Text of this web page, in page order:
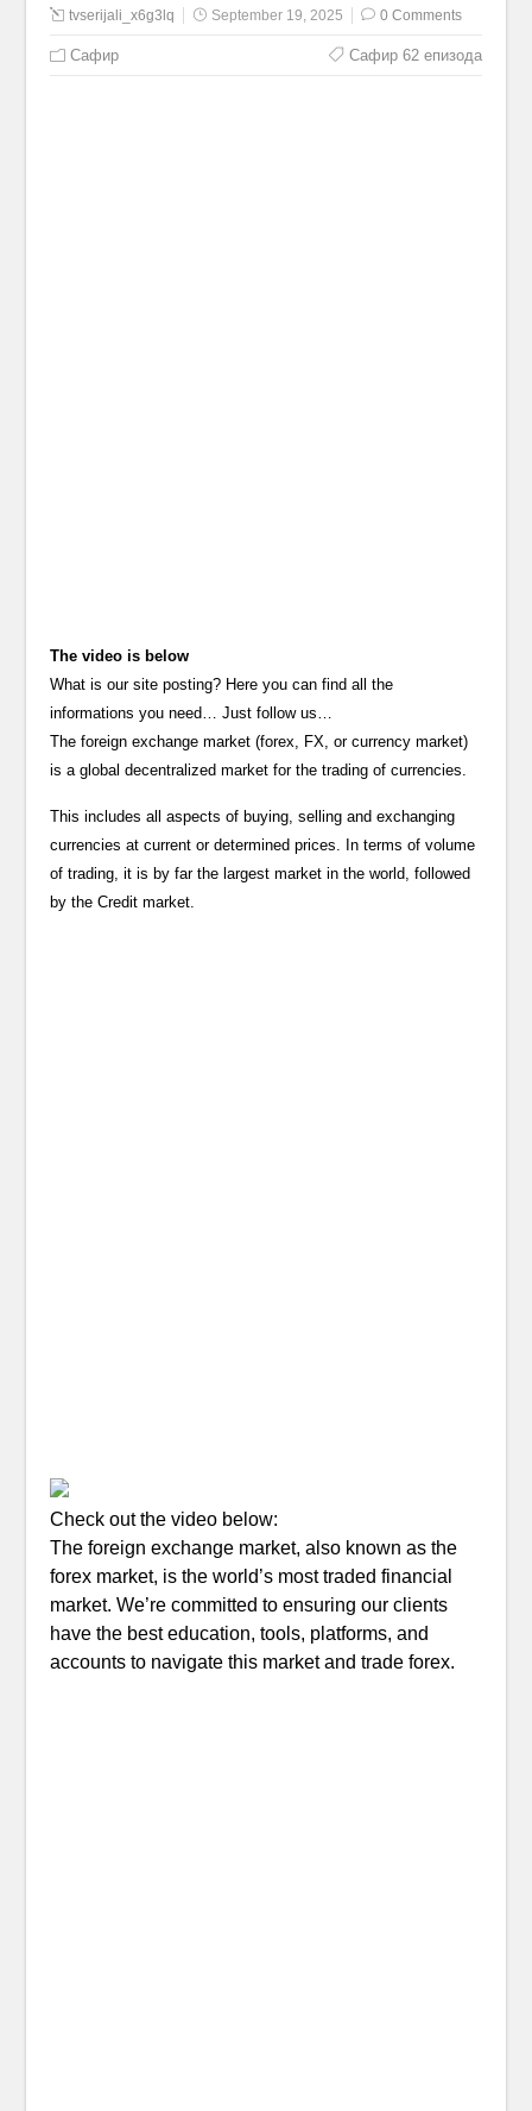
tvserijali_x6g3lq September 19, 2025 0 Comments
Сафир Сафир 62 епизода
The video is below
What is our site posting? Here you can find all the
informations you need… Just follow us…
The foreign exchange market (forex, FX, or currency market)
is a global decentralized market for the trading of currencies.
This includes all aspects of buying, selling and exchanging
currencies at current or determined prices. In terms of volume
of trading, it is by far the largest market in the world, followed
by the Credit market.
Check out the video below:
The foreign exchange market, also known as the
forex market, is the world’s most traded financial
market. We’re committed to ensuring our clients
have the best education, tools, platforms, and
accounts to navigate this market and trade forex.